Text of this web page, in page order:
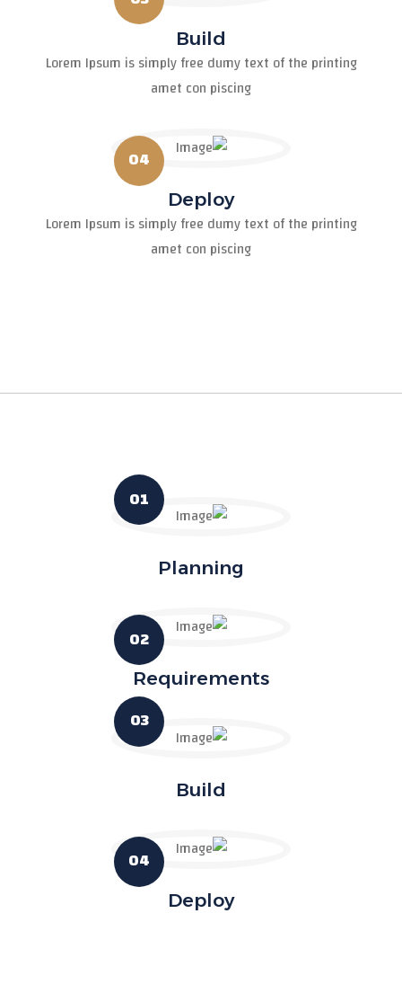
Build
Lorem Ipsum is simply free dumy text of the printing
amet con piscing
04
Deploy
Lorem Ipsum is simply free dumy text of the printing
amet con piscing
01
Planning
02
Requirements
03
Build
04
Deploy